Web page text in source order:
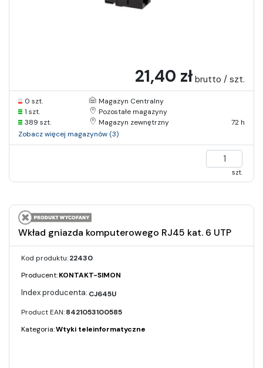
21,40 zł brutto / szt.
0 szt.
Magazyn Centralny
1 szt.
Pozostałe magazyny
389 szt.
Magazyn zewnętrzny
72 h
Zobacz więcej magazynów (3)
szt.
Wkład gniazda komputerowego RJ45 kat. 6 UTP
Kod produktu:22430
Producent:KONTAKT-SIMON
CJ645U
Product EAN:8421053100585
Kategoria:Wtyki teleinformatyczne